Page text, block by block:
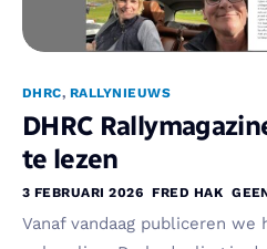
DHRC, RALLYNIEUWS
DHRC
te lezen
3 FEBRUARI 2026 FRED HAK
Vanaf vandaag publiceren we